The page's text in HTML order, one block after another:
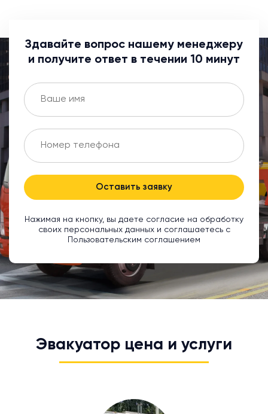
Здавайте вопрос нашему менеджеру
и получите ответ в течении 10 минут
Оставить заявку
Нажимая на кнопку, вы даете согласие на обработку
своих персональных данных и соглашаетесь с
Пользовательским соглашением
Эвакуатор цена и услуги